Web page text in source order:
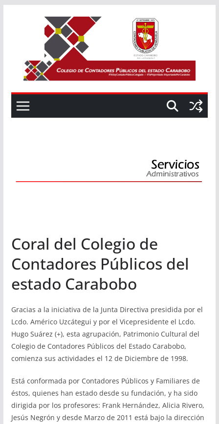
Coral del Colegio de
Contadores Públicos del
estado Carabobo
Gracias a la iniciativa de la Junta Directiva presidida por el
Lcdo. Américo Uzcátegui y por el Vicepresidente el Lcdo.
Hugo Suárez (+), esta agrupación, Patrimonio Cultural del
Colegio de Contadores Públicos del Estado Carabobo,
comienza sus actividades el 12 de Diciembre de 1998.
Está conformada por Contadores Públicos y Familiares de
éstos, quienes han estado desde su fundación, y ha sido
dirigida por los profesores: Frank Hernández, Alicia Rivero,
Jesús Negrón y desde Marzo de 2011 está bajo la dirección